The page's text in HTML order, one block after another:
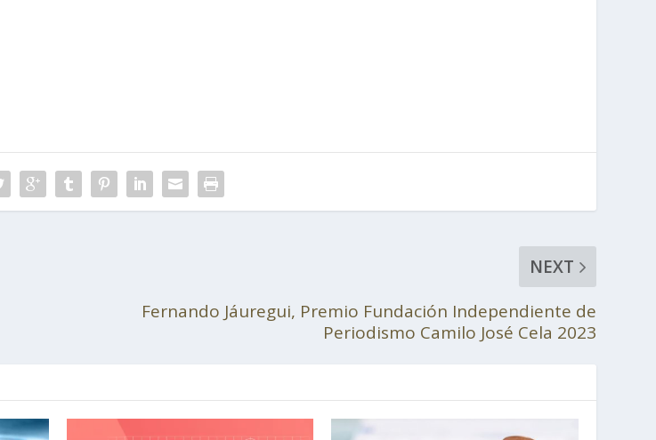
NEXT
Fernando Jáuregui, Premio Fundación Independiente de
Periodismo Camilo José Cela 2023